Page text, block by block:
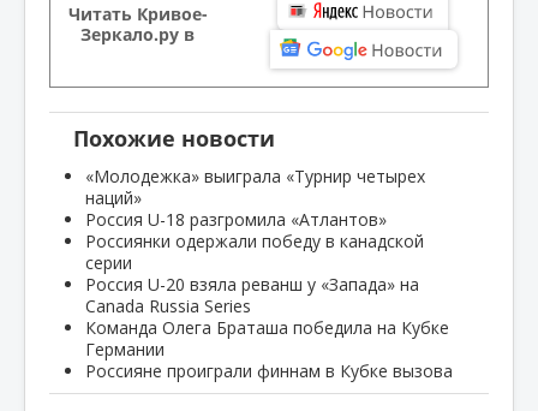
Читать Кривое-
Зеркало.ру в
Похожие новости
«Молодежка» выиграла «Турнир четырех
наций»
Россия U-18 разгромила «Атлантов»
Россиянки одержали победу в канадской
серии
Россия U-20 взяла реванш у «Запада» на
Canada Russia Series
Команда Олега Браташа победила на Кубке
Германии
Россияне проиграли финнам в Кубке вызова